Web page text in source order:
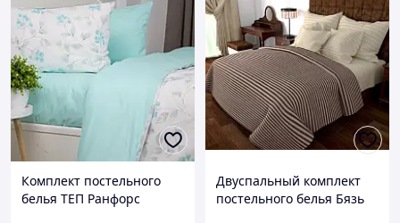
Комплект постельного
белья ТЕП Ранфорс
Двуспальный комплект
постельного белья Бязь